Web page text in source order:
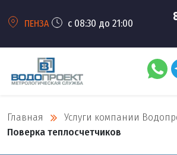
ПЕНЗА с 08:30 до 21:00
Главная
Услуги компании
Поверка теплосчетчиков